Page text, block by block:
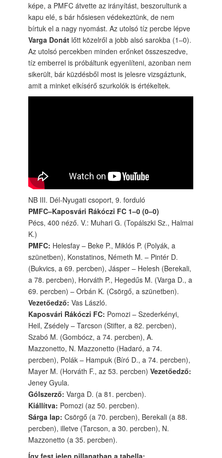
képe, a PMFC átvette az irányítást, beszorultunk a
kapu elé, s bár hősiesen védekeztünk, de nem
bírtuk el a nagy nyomást. Az utolsó tíz percbe lépve
Varga Donát lőtt közelről a jobb alsó sarokba (1–0).
Az utolsó percekben minden erőnket összeszedve,
tíz emberrel is próbáltunk egyenlíteni, azonban nem
sikerült, bár küzdésből most is jelesre vizsgáztunk,
amit a minket elkísérő szurkolók is értékeltek.
NB III. Dél-Nyugati csoport, 9. forduló
PMFC–Kaposvári Rákóczi FC 1–0 (0–0)
Pécs, 400 néző. V.: Muhari G. (Topálszki Sz., Halmai
K.)
PMFC: Helesfay – Beke P., Miklós P. (Polyák, a
szünetben), Konstatinos, Németh M. – Pintér D.
(Bukvics, a 69. percben), Jásper – Helesh (Berekali,
a 78. percben), Horváth P., Hegedűs M. (Varga D., a
69. percben) – Orbán K. (Csörgő, a szünetben).
Vezetőedző: Vas László.
Kaposvári Rákóczi FC: Pomozi – Szederkényi,
Heil, Zsédely – Tarcson (Stifter, a 82. percben),
Szabó M. (Gombócz, a 74. percben), A.
Mazzonetto, N. Mazzonetto (Hadaró, a 74.
percben), Polák – Hampuk (Bíró D., a 74. percben),
Mayer M. (Horváth F., az 53. percben)Vezetőedző:
Jeney Gyula.
Gólszerző: Varga D. (a 81. percben).
Kiállítva: Pomozi (az 50. percben).
Sárga lap: Csörgő (a 70. percben), Berekali (a 88.
percben), illetve (Tarcson, a 30. percben), N.
Mazzonetto (a 35. percben).